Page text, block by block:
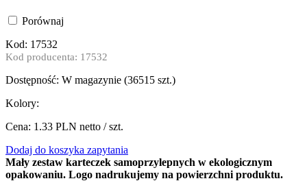
Porównaj
Kod: 17532
Kod producenta: 17532
Dostępność: W magazynie (36515 szt.)
Kolory:
Cena: 1.33 PLN netto / szt.
Dodaj do koszyka zapytania
Mały zestaw karteczek samoprzylepnych w ekologicznym
opakowaniu. Logo nadrukujemy na powierzchni produktu.